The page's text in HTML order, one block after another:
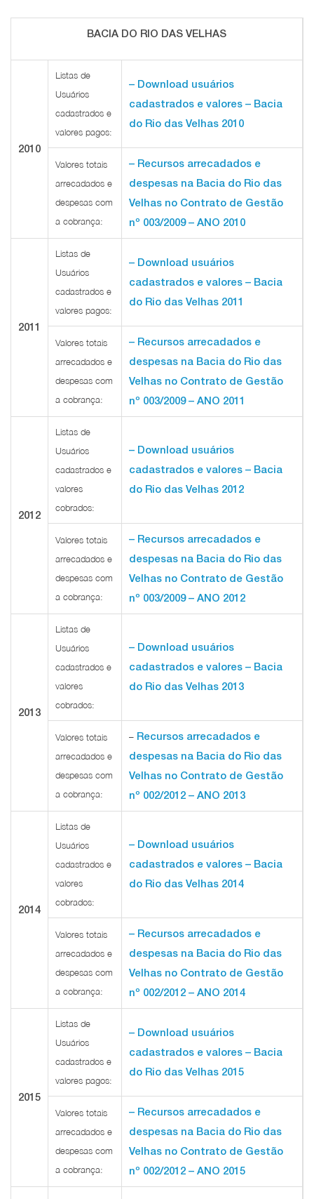
BACIA DO RIO DAS VELHAS
2010
Listas de
Usuários
cadastrados e
valores pagos:
– Download usuários
cadastrados e valores – Bacia
do Rio das Velhas 2010
Valores totais
arrecadados e
despesas com
a cobrança:
– Recursos arrecadados e
despesas na Bacia do Rio das
Velhas no Contrato de Gestão
nº 003/2009 – ANO 2010
2011
Listas de
Usuários
cadastrados e
valores pagos:
– Download usuários
cadastrados e valores – Bacia
do Rio das Velhas 2011
Valores totais
arrecadados e
despesas com
a cobrança:
– Recursos arrecadados e
despesas na Bacia do Rio das
Velhas no Contrato de Gestão
nº 003/2009 – ANO 2011
2012
Listas de
Usuários
cadastrados e
valores
cobrados:
– Download usuários
cadastrados e valores – Bacia
do Rio das Velhas 2012
Valores totais
arrecadados e
despesas com
a cobrança:
– Recursos arrecadados e
despesas na Bacia do Rio das
Velhas no Contrato de Gestão
nº 003/2009 – ANO 2012
2013
Listas de
Usuários
cadastrados e
valores
cobrados:
– Download usuários
cadastrados e valores – Bacia
do Rio das Velhas 2013
Valores totais
arrecadados e
despesas com
a cobrança:
– Recursos arrecadados e
despesas na Bacia do Rio das
Velhas no Contrato de Gestão
nº 002/2012 – ANO 2013
2014
Listas de
Usuários
cadastrados e
valores
cobrados:
– Download usuários
cadastrados e valores – Bacia
do Rio das Velhas 2014
Valores totais
arrecadados e
despesas com
a cobrança:
– Recursos arrecadados e
despesas na Bacia do Rio das
Velhas no Contrato de Gestão
nº 002/2012 – ANO 2014
2015
Listas de
Usuários
cadastrados e
valores pagos:
– Download usuários
cadastrados e valores – Bacia
do Rio das Velhas 2015
Valores totais
arrecadados e
despesas com
a cobrança:
– Recursos arrecadados e
despesas na Bacia do Rio das
Velhas no Contrato de Gestão
nº 002/2012 – ANO 2015